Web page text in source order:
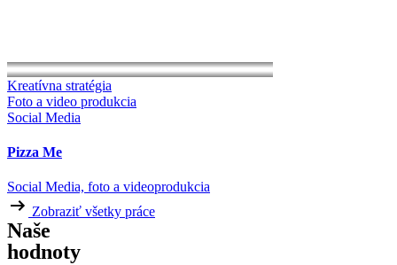
Kreatívna stratégia
Foto a video produkcia
Social Media
Pizza Me
Social Media, foto a videoprodukcia
Zobraziť všetky práce
Naše
hodnoty